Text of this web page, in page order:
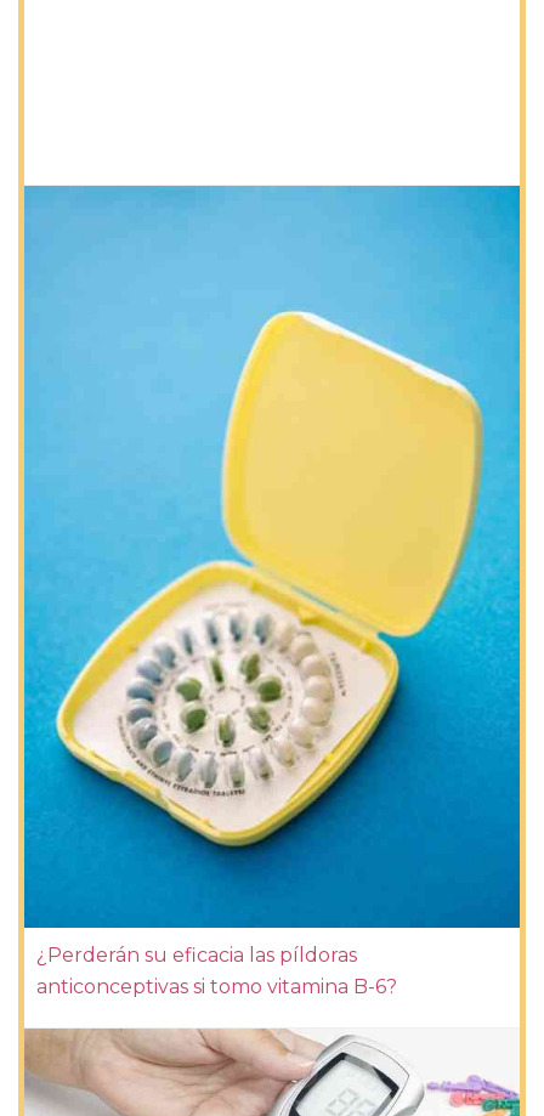
¿Perderán su eficacia las píldoras
anticonceptivas si tomo vitamina B-6?